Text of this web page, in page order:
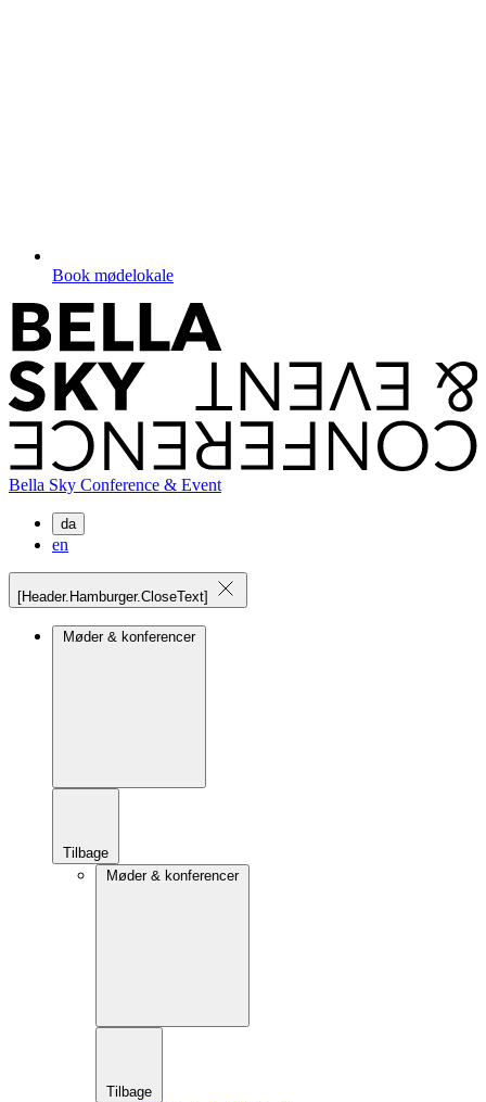
Book mødelokale
Bella Sky Conference & Event
da
en
[Header.Hamburger.CloseText]
Møder & konferencer
Tilbage
Møder & konferencer
Tilbage